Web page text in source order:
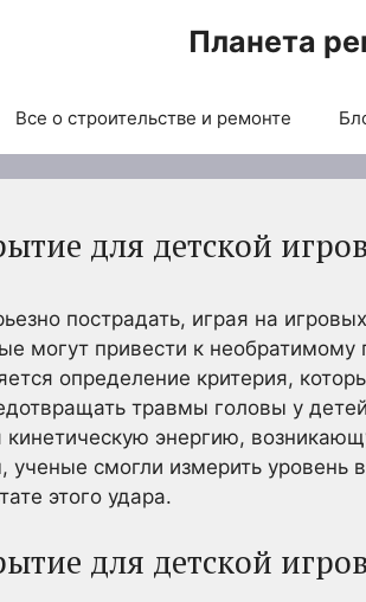
Планета
Все о строительстве и ремонте
для детской
пострадать, играя на
могут привести к
определение критерия,
травмы головы у
энергию,
ученые смогли измерить уровень
этого удара.
для детской